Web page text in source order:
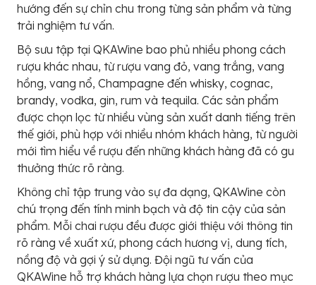
hướng đến sự chỉn chu trong từng sản phẩm và từng
trải nghiệm tư vấn.
Bộ sưu tập tại QKAWine bao phủ nhiều phong cách
rượu khác nhau, từ rượu vang đỏ, vang trắng, vang
hồng, vang nổ, Champagne đến whisky, cognac,
brandy, vodka, gin, rum và tequila. Các sản phẩm
được chọn lọc từ nhiều vùng sản xuất danh tiếng trên
thế giới, phù hợp với nhiều nhóm khách hàng, từ người
mới tìm hiểu về rượu đến những khách hàng đã có gu
thưởng thức rõ ràng.
Không chỉ tập trung vào sự đa dạng, QKAWine còn
chú trọng đến tính minh bạch và độ tin cậy của sản
phẩm. Mỗi chai rượu đều được giới thiệu với thông tin
rõ ràng về xuất xứ, phong cách hương vị, dung tích,
nồng độ và gợi ý sử dụng. Đội ngũ tư vấn của
QKAWine hỗ trợ khách hàng lựa chọn rượu theo mục